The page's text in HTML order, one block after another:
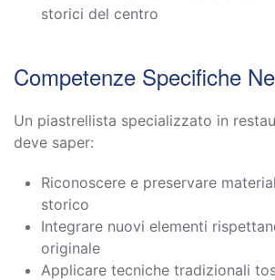
storici del centro
Competenze Specifiche
Un piastrellista specializzato in
deve saper:
Riconoscere e preservare
storico
Integrare nuovi elementi
originale
Applicare tecniche tradizionali